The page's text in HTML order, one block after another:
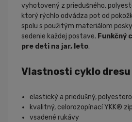
vyhotovený z priedušného,
ktorý rýchlo odvádza pot od
spolu s použitým materiálom
sedenie každej postave. Funkčný
pre deti na jar, leto.
Vlastnosti cyklo dresu
elastický a priedušný,
kvalitný, celorozopínací YKK®
vsadené rukávy